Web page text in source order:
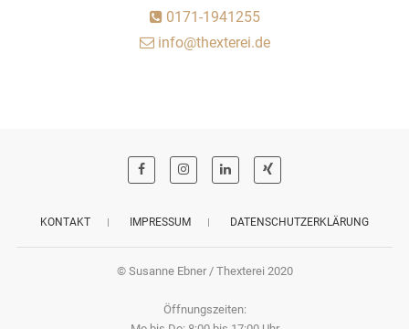
0171-1941255
info@thexterei.de
KONTAKT IMPRESSUM DATENSCHUTZERKLÄRUNG
© Susanne Ebner / Thexterei 2020
Öffnungszeiten: